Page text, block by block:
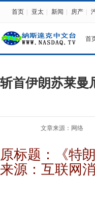
首页 亚太 新闻 房产
首
斩首伊朗苏莱曼
文章来源：网络
原标题：《特
来源： 互联网